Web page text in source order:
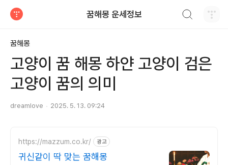
꿈해몽 운세정보
꿈해몽
고양이 꿈 해몽 하얀 고양이 검은
고양이 꿈의 의미
dreamlove 2025. 5. 13. 09:24
https://mazzum.co.kr/ 광고
귀신같이 딱 맞는 꿈해몽